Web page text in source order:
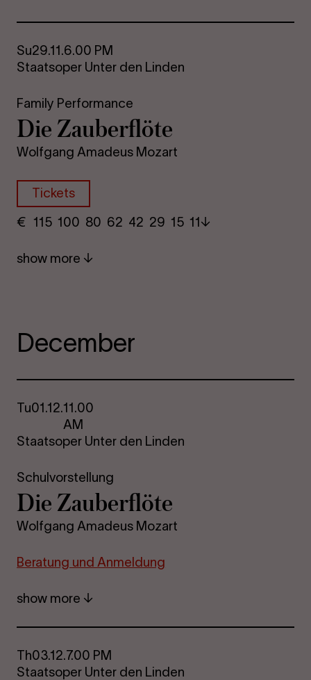
Su29.11.6.00 PM
Staatsoper Unter den Linden
Family Performance
Die Za­uber­flöte
Wolfgang Amadeus Mozart
Tickets
€ ​ 115 100 80​ 62 42 29​ 15 11
show more
December
Tu01.12.11.00
AM
Staatsoper Unter den Linden
Schulvorstellung
Die Za­uber­flöte
Wolfgang Amadeus Mozart
Be­r­a­tung und An­mel­dung
show more
Th03.12.7.00 PM
Staatsoper Unter den Linden